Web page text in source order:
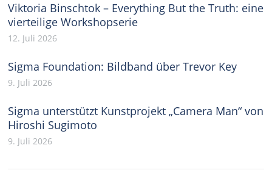
Viktoria Binschtok – Everything But the Truth: eine
vierteilige Workshopserie
12. Juli 2026
Sigma Foundation: Bildband über Trevor Key
9. Juli 2026
Sigma unterstützt Kunstprojekt „Camera Man“ von
Hiroshi Sugimoto
9. Juli 2026